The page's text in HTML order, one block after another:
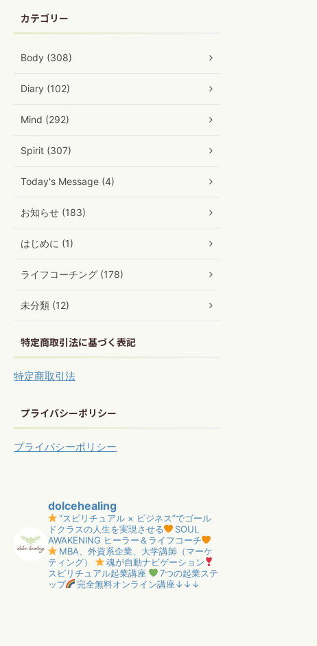
カテゴリー
Body (308)
Diary (102)
Mind (292)
Spirit (307)
Today's Message (4)
お知らせ (183)
はじめに (1)
ライフコーチング (178)
未分類 (12)
特定商取引法に基づく表記
特定商取引法
プライバシーポリシー
プライバシーポリシー
dolcehealing
"スピリチュアル × ビジネス”でゴール
ドクラスの人生を実現させる
SOUL
AWAKENING ヒーラー＆ライフコーチ
MBA、外資系企業、大学講師（マーケ
ティング）
魂が自動ナビゲーション
スピリチュアル起業講座
7つの起業ステ
ップ
完全無料オンライン講座↓↓↓